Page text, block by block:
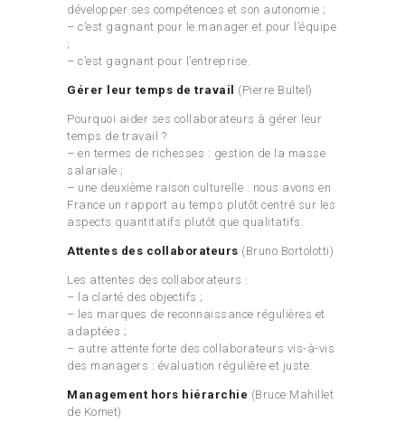
développer ses compétences et son autonomie ;
– c’est gagnant pour le manager et pour l’équipe
;
– c’est gagnant pour l’entreprise.
Gérer leur temps de travail (Pierre Bultel)
Pourquoi aider ses collaborateurs à gérer leur
temps de travail ?
– en termes de richesses : gestion de la masse
salariale ;
– une deuxième raison culturelle : nous avons en
France un rapport au temps plutôt centré sur les
aspects quantitatifs plutôt que qualitatifs.
Attentes des collaborateurs (Bruno Bortolotti)
Les attentes des collaborateurs :
– la clarté des objectifs ;
– les marques de reconnaissance régulières et
adaptées ;
– autre attente forte des collaborateurs vis-à-vis
des managers : évaluation régulière et juste.
Management hors hiérarchie (Bruce Mahillet
de Komet)